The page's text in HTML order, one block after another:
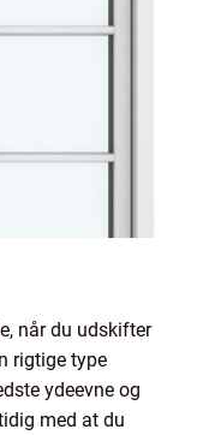
når du udskifter
rigtige type
ydeevne og
med at du